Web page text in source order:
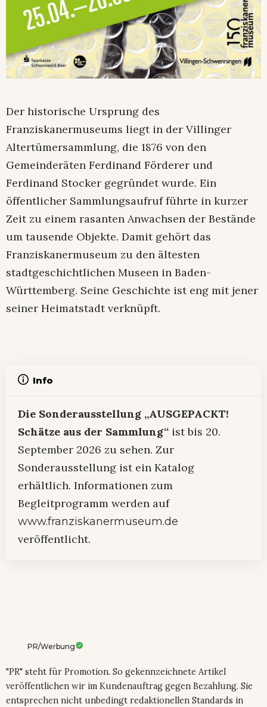
Der historische Ursprung des
Franziskanermuseums liegt in der Villinger
Altertümersammlung, die 1876 von den
Gemeinderäten Ferdinand Förderer und
Ferdinand Stocker gegründet wurde. Ein
öffentlicher Sammlungsaufruf führte in kurzer
Zeit zu einem rasanten Anwachsen der Bestände
um tausende Objekte. Damit gehört das
Franziskanermuseum zu den ältesten
stadtgeschichtlichen Museen in Baden-
Württemberg. Seine Geschichte ist eng mit jener
seiner Heimatstadt verknüpft.
Info
Die Sonderausstellung „AUSGEPACKT!
Schätze aus der Sammlung“ ist bis 20.
September 2026 zu sehen. Zur
Sonderausstellung ist ein Katalog
erhältlich. Informationen zum
Begleitprogramm werden auf
www.franziskanermuseum.de
veröffentlicht.
PR/Werbung
"PR" steht für Promotion. So gekennzeichnete Artikel
veröffentlichen wir im Kundenauftrag gegen Bezahlung. Sie
entsprechen nicht unbedingt redaktionellen Standards in